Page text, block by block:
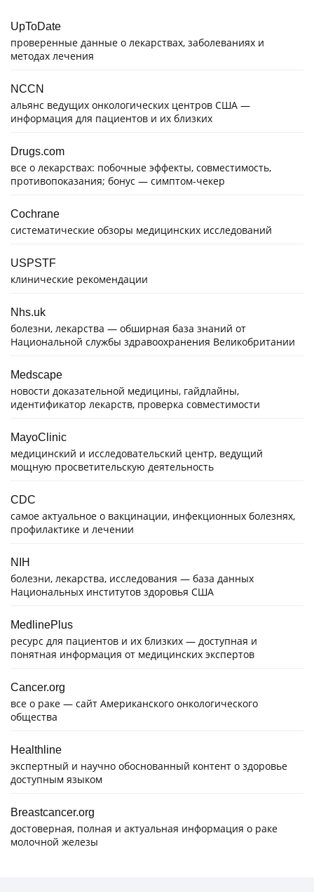
UpToDate
проверенные данные о лекарствах, заболеваниях и
методах лечения
NCCN
альянс ведущих онкологических центров США —
информация для пациентов и их близких
Drugs.com
все о лекарствах: побочные эффекты, совместимость,
противопоказания; бонус — симптом-чекер
Cochrane
систематические обзоры медицинских исследований
USPSTF
клинические рекомендации
Nhs.uk
болезни, лекарства — обширная база знаний от
Национальной службы здравоохранения Великобритании
Medscape
новости доказательной медицины, гайдлайны,
идентификатор лекарств, проверка совместимости
MayoClinic
медицинский и исследовательский центр, ведущий
мощную просветительскую деятельность
CDC
самое актуальное о вакцинации, инфекционных болезнях,
профилактике и лечении
NIH
болезни, лекарства, исследования — база данных
Национальных институтов здоровья США
MedlinePlus
ресурс для пациентов и их близких — доступная и
понятная информация от медицинских экспертов
Cancer.org
все о раке — сайт Американского онкологического
общества
Healthline
экспертный и научно обоснованный контент о здоровье
доступным языком
Breastcancer.org
достоверная, полная и актуальная информация о раке
молочной железы